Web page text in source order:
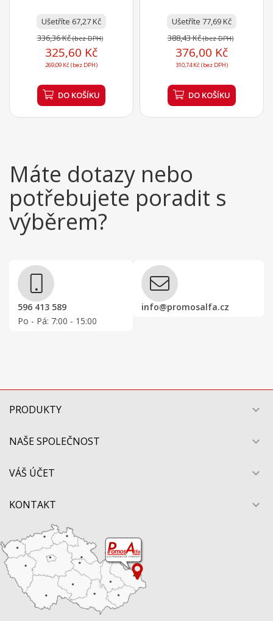
Ušetříte 67,27 Kč
336,36 Kč(bez DPH)
325,60 Kč
269,09 Kč (bez DPH)
DO KOŠÍKU
Ušetříte 77,69 Kč
388,43 Kč(bez DPH)
376,00 Kč
310,74 Kč (bez DPH)
DO KOŠÍKU
Máte dotazy nebo
potřebujete poradit s
výběrem?
596 413 589
Po - Pá: 7:00 - 15:00
info@promosalfa.cz
PRODUKTY 
NAŠE SPOLEČNOST 
VÁŠ ÚČET 
KONTAKT 